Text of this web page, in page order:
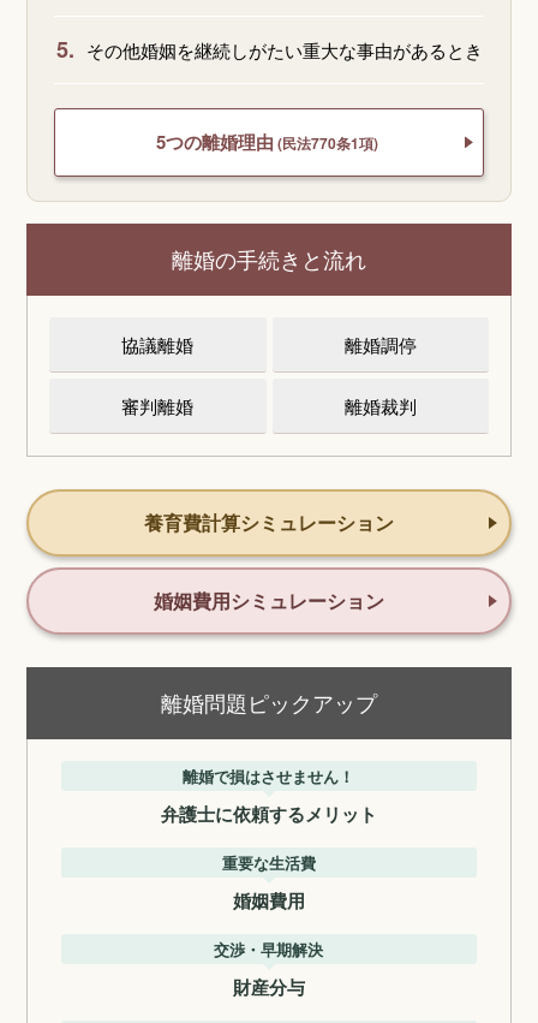
5. その他婚姻を継続しがたい重大な事由があるとき
5つの離婚理由 (民法770条1項)
離婚の手続きと流れ
協議離婚 離婚調停
審判離婚 離婚裁判
養育費計算シミュレーション
婚姻費用シミュレーション
離婚問題ピックアップ
離婚で損はさせません！
弁護士に依頼するメリット
重要な生活費
婚姻費用
交渉・早期解決
財産分与